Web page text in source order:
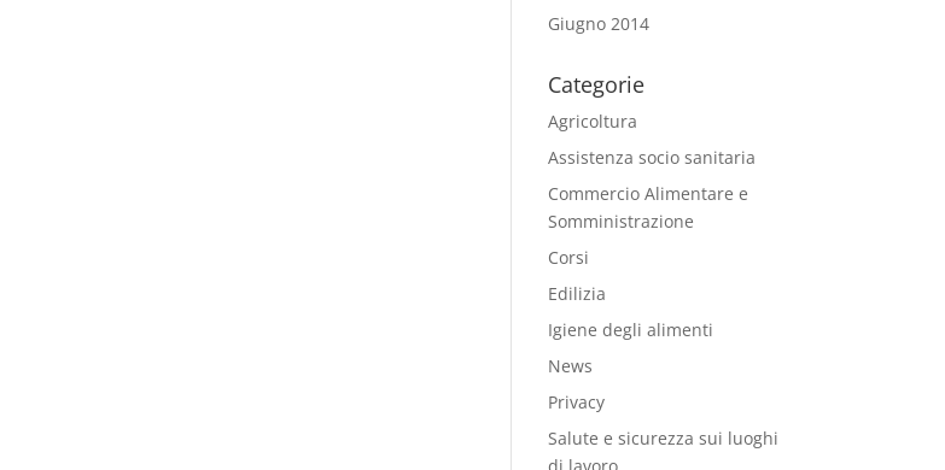
Giugno 2014
Categorie
Agricoltura
Assistenza socio sanitaria
Commercio Alimentare e
Somministrazione
Corsi
Edilizia
Igiene degli alimenti
News
Privacy
Salute e sicurezza sui luoghi